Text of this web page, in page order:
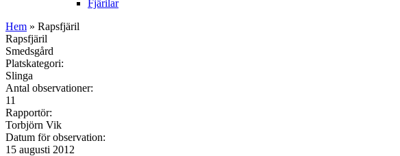
Fjärilar
Hem » Rapsfjäril
Rapsfjäril
Smedsgård
Platskategori:
Slinga
Antal observationer:
11
Rapportör:
Torbjörn Vik
Datum för observation:
15 augusti 2012